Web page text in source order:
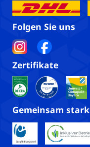
Folgen Sie uns
Zertifikate
Gemeinsam stark